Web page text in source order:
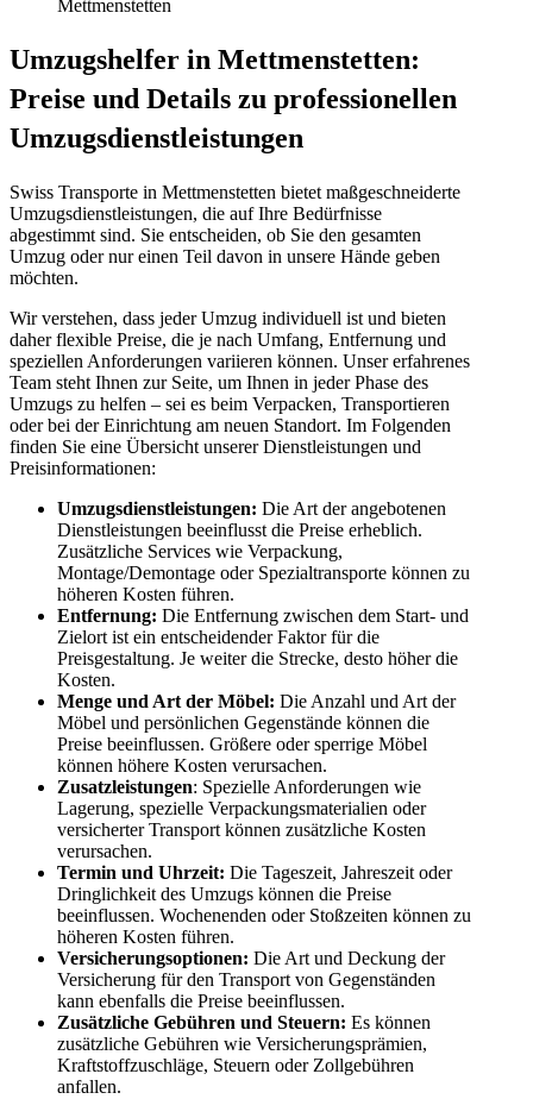
Mettmenstetten
Umzugshelfer in Mettmenstetten:
Preise und Details zu professionellen
Umzugsdienstleistungen
Swiss Transporte in Mettmenstetten bietet maßgeschneiderte
Umzugsdienstleistungen, die auf Ihre Bedürfnisse
abgestimmt sind. Sie entscheiden, ob Sie den gesamten
Umzug oder nur einen Teil davon in unsere Hände geben
möchten.
Wir verstehen, dass jeder Umzug individuell ist und bieten
daher flexible Preise, die je nach Umfang, Entfernung und
speziellen Anforderungen variieren können. Unser erfahrenes
Team steht Ihnen zur Seite, um Ihnen in jeder Phase des
Umzugs zu helfen – sei es beim Verpacken, Transportieren
oder bei der Einrichtung am neuen Standort. Im Folgenden
finden Sie eine Übersicht unserer Dienstleistungen und
Preisinformationen:
Umzugsdienstleistungen: Die Art der angebotenen
Dienstleistungen beeinflusst die Preise erheblich.
Zusätzliche Services wie Verpackung,
Montage/Demontage oder Spezialtransporte können zu
höheren Kosten führen.
Entfernung: Die Entfernung zwischen dem Start- und
Zielort ist ein entscheidender Faktor für die
Preisgestaltung. Je weiter die Strecke, desto höher die
Kosten.
Menge und Art der Möbel: Die Anzahl und Art der
Möbel und persönlichen Gegenstände können die
Preise beeinflussen. Größere oder sperrige Möbel
können höhere Kosten verursachen.
Zusatzleistungen: Spezielle Anforderungen wie
Lagerung, spezielle Verpackungsmaterialien oder
versicherter Transport können zusätzliche Kosten
verursachen.
Termin und Uhrzeit: Die Tageszeit, Jahreszeit oder
Dringlichkeit des Umzugs können die Preise
beeinflussen. Wochenenden oder Stoßzeiten können zu
höheren Kosten führen.
Versicherungsoptionen: Die Art und Deckung der
Versicherung für den Transport von Gegenständen
kann ebenfalls die Preise beeinflussen.
Zusätzliche Gebühren und Steuern: Es können
zusätzliche Gebühren wie Versicherungsprämien,
Kraftstoffzuschläge, Steuern oder Zollgebühren
anfallen.